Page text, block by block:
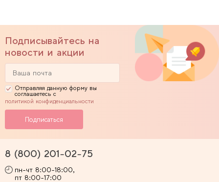
Подписывайтесь на
новости и акции
Отправляя данную форму вы
соглашаетесь с
политикой конфиденциальности
8 (800) 201-02-75
пн-чт 8:00-18:00,
пт 8:00-17:00